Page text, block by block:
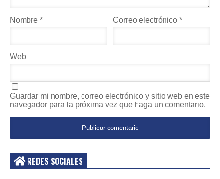
Nombre * Correo electrónico*
Web
Guardar mi nombre, correo electrónico y sitio web en este
navegador para la próxima vez que haga un comentario.
REDES SOCIALES